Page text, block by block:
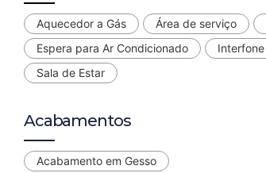
Aquecedor a Gás Área de serviço
Espera para Ar Condicionado
Interfone
Sala de Estar
Acabamentos
Acabamento em Gesso